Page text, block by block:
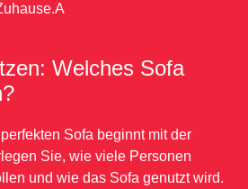
Welches Sofa
Sofa beginnt mit der
Sie, wie viele Personen
und wie das Sofa genutzt wird.